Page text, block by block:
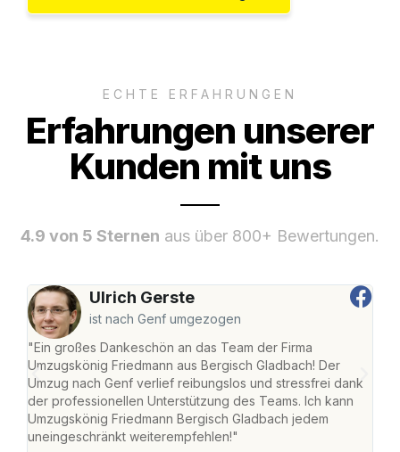
ECHTE ERFAHRUNGEN
Erfahrungen unserer
Kunden mit uns
4.9 von 5 Sternen aus über 800+ Bewertungen.
Ulrich Gerste
ist nach Genf umgezogen
"Ein großes Dankeschön an das Team der Firma
Umzugskönig Friedmann aus Bergisch Gladbach! Der
Umzug nach Genf verlief reibungslos und stressfrei dank
der professionellen Unterstützung des Teams. Ich kann
Umzugskönig Friedmann Bergisch Gladbach jedem
uneingeschränkt weiterempfehlen!"